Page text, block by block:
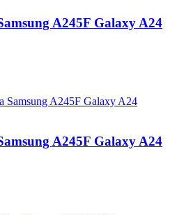
A245F Galaxy A24
A245F Galaxy A24